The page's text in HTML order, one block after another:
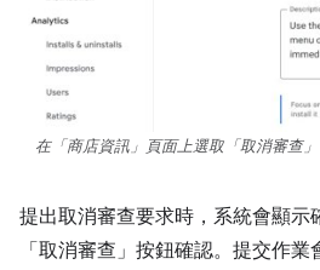
在「商店資訊」頁面上選取「取消審查
提出取消審查要求時，系統會顯示
「取消審查」 按鈕確認。提交作業